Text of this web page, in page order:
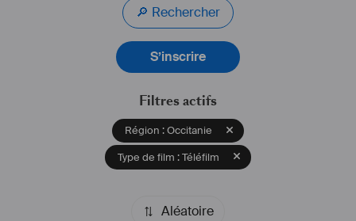
🔎 Rechercher
S’inscrire
Filtres actifs
Région : Occitanie
Type de film : Téléfilm
Aléatoire